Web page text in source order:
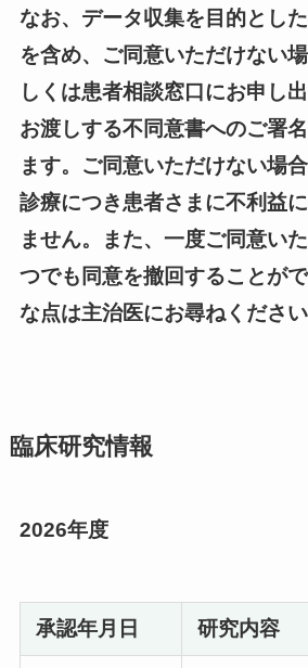
なお、データ収集を目的とし
を含め、ご同意いただけない
しくは患者相談窓口にお申し
お渡しする不同意書へのご署
ます。ご同意いただけない場
診療につき患者さまに不利益
ません。また、一度ご同意い
つでも同意を撤回することが
な点は主治医にお尋ねください
臨床研究情報
2026年度
承認年月日 研究内容